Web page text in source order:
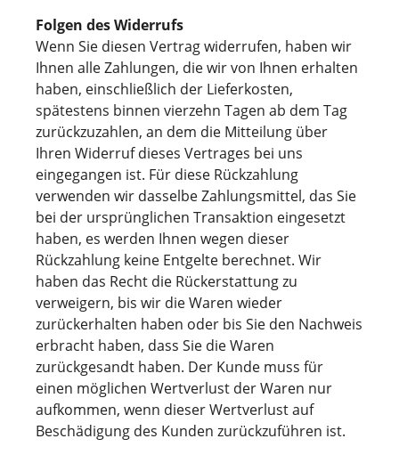
Folgen des Widerrufs
Wenn Sie diesen Vertrag widerrufen, haben wir
Ihnen alle Zahlungen, die wir von Ihnen erhalten
haben, einschließlich der Lieferkosten,
spätestens binnen vierzehn Tagen ab dem Tag
zurückzuzahlen, an dem die Mitteilung über
Ihren Widerruf dieses Vertrages bei uns
eingegangen ist. Für diese Rückzahlung
verwenden wir dasselbe Zahlungsmittel, das Sie
bei der ursprünglichen Transaktion eingesetzt
haben, es werden Ihnen wegen dieser
Rückzahlung keine Entgelte berechnet. Wir
haben das Recht die Rückerstattung zu
verweigern, bis wir die Waren wieder
zurückerhalten haben oder bis Sie den Nachweis
erbracht haben, dass Sie die Waren
zurückgesandt haben. Der Kunde muss für
einen möglichen Wertverlust der Waren nur
aufkommen, wenn dieser Wertverlust auf
Beschädigung des Kunden zurückzuführen ist.